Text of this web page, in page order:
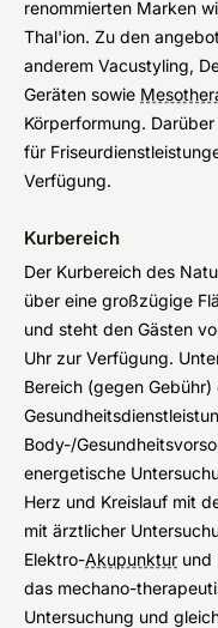
renommierten Marken
Thal'ion. Zu den
anderem Vacustyling,
Geräten sowie
Körperformung.
für
Verfügung.
Kurbereich
Der Kurbereich des
über eine großzügige
und steht den Gästen
Uhr zur Verfügung.
Bereich (gegen Gebühr)
Body-/
energetische
Herz und Kreislauf mit
mit ärztlicher
Elektro-Akupunktur und
das mechano-
Untersuchung und